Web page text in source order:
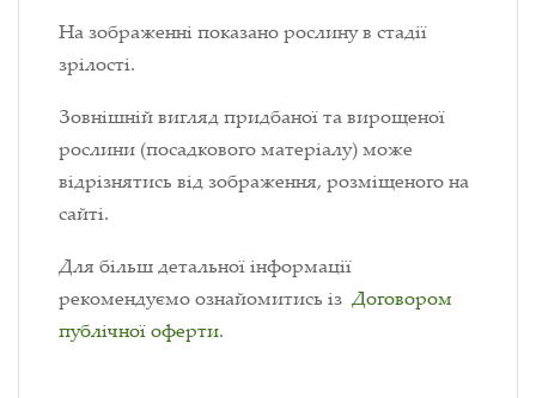
На зображенні показано рослину в стадії
зрілості.
Зовнішній вигляд придбаної та вирощеної
рослини (посадкового матеріалу) може
відрізнятись від зображення, розміщеного на
сайті.
Для більш детальної інформації
рекомендуємо ознайомитись із Договором
публічної оферти.